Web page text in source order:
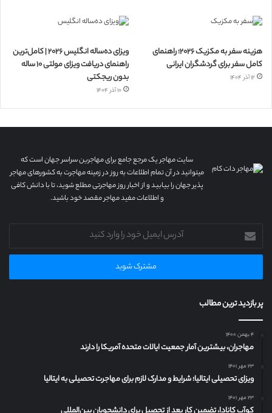
هزینه سفر به مکزیک ۲۰۲۶؛ راهنمای
کامل سفر برای گردشگران ایرانی
۱۲ آذر ۱۴۰۴
ویزای ده‌ساله انگلیس ۲۰۲۶ | کامل‌ترین
راهنمای دریافت ویزای مولتی ۱۰ ساله
بدون ریجکتی
۱۰ آذر ۱۴۰۴
سایت مهاجر یک مرجع جامع برای مهاجرین سراسر جهان است که
میتوانید در آن تمام اطلاعات به روز در زمینه مهاجرت به کشورهای مهاجر
پذیر جهان را بیابید و از اخبار روز مهاجرتی مطلع شوید، تا با دانش کافی
و اطلاعات مفید مهاجر مقصد خود باشید.
آدرس
ایمیل
خود
وارد
پر بازدید ترین مطالب
۴ بهمن ۱۴۰۰
مهاجران، بیشترین آمار جمعیت ایالات متحده آمریکا را دارند
۲۳ مهر ۱۴۰۱
ویزای تحصیلی ایتالیا؛ شرایط و مدارک لازم برای مهاجرت تحصیلی به ایتالیا
۲۳ مهر ۱۴۰۱